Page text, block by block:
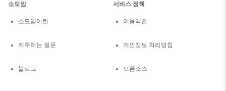
소모임
소모임이란
자주하는 질문
블로그
서비스 정책
이용약관
개인정보 처리방침
오픈소스